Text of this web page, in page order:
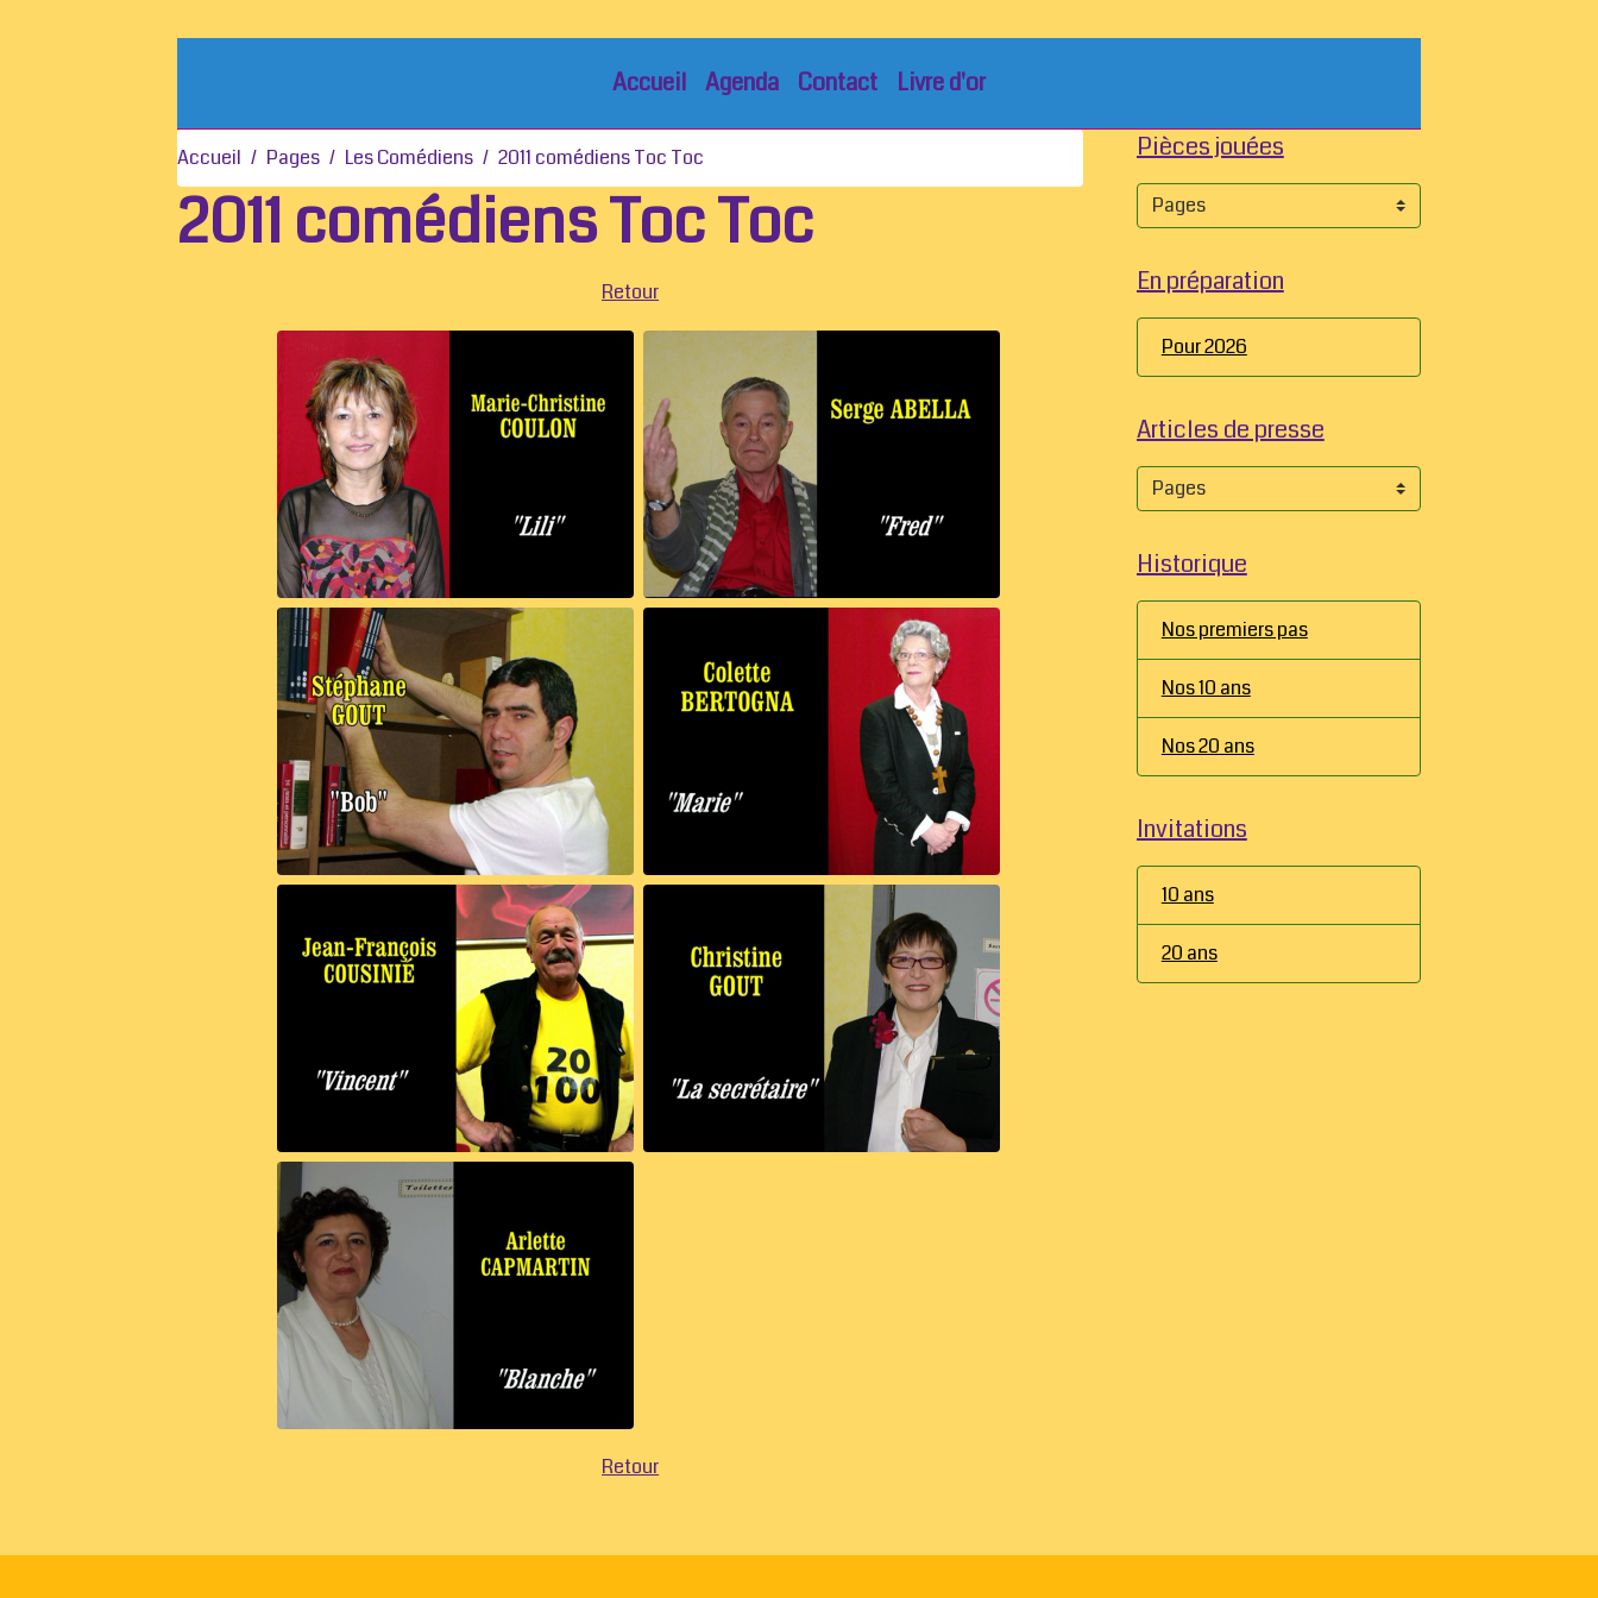
Accueil Agenda Contact Livre d'or
Accueil Pages Les Comédiens 2011 comédiens Toc Toc
2011 comédiens Toc Toc
Retour
Retour
Pièces jouées
En préparation
Pour 2026
Articles de presse
Historique
Nos premiers pas
Nos 10 ans
Nos 20 ans
Invitations
10 ans
20 ans